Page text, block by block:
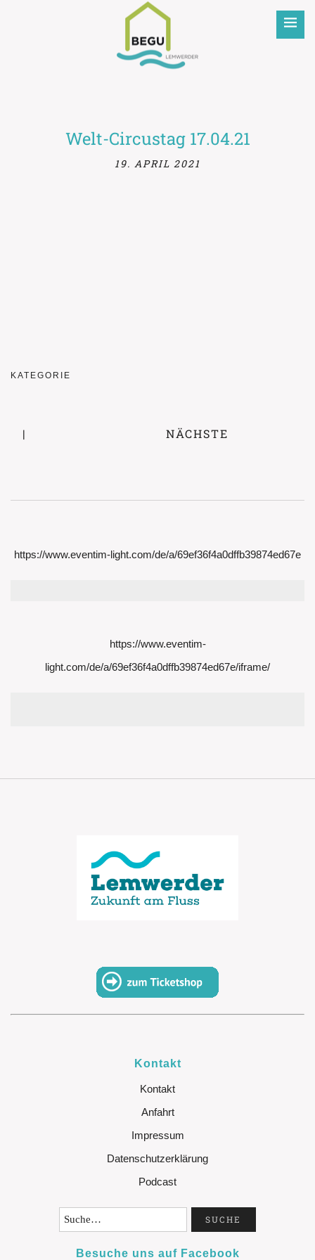
BEGU
Welt-Circustag 17.04.21
19. APRIL 2021
KATEGORIE
| NÄCHSTE
https://www.eventim-light.com/de/a/69ef36f4a0dffb39874ed67e
https://www.eventim-
light.com/de/a/69ef36f4a0dffb39874ed67e/iframe/
Kontakt
Kontakt
Anfahrt
Impressum
Datenschutzerklärung
Podcast
Besuche uns auf Facebook